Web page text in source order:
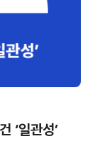
‘일관성’